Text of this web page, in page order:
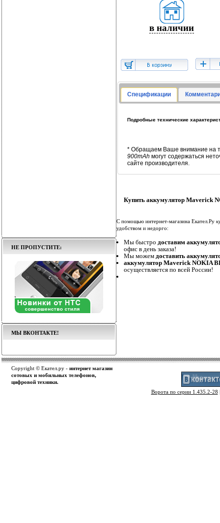
НЕ ПРОПУСТИТЕ:
МЫ ВКОНТАКТЕ!
в наличии
Спецификации
Подробные технические
* Обращаем Ваше внимание на
900mAh могут содержаться
сайте производителя.
Купить аккумулятор Maverick
С помощью интернет-магазина Екател.Ру
удобством и недорго:
Мы быстро доставим
офис в день заказа!
Мы можем доставить
аккумулятор Maverick NOKIA
осуществляется по всей России!
Copyright © Екател.ру - интернет магазин
сотовых и мобильных телефонов,
цифровой техники.
Ворота по серии 1.435.2-28